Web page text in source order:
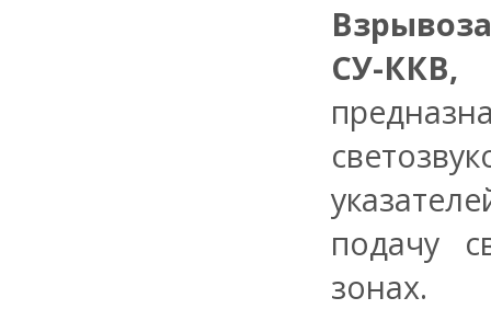
СУ-ККВ,
подачу
зонах.